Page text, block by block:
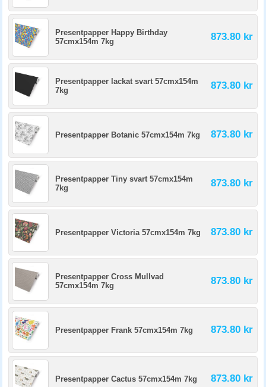
Presentpapper Happy Birthday
57cmx154m 7kg
873.80 kr
Presentpapper lackat svart 57cmx154m
7kg
873.80 kr
Presentpapper Botanic 57cmx154m 7kg 873.80 kr
Presentpapper Tiny svart 57cmx154m
7kg
873.80 kr
Presentpapper Victoria 57cmx154m 7kg 873.80 kr
Presentpapper Cross Mullvad
57cmx154m 7kg
873.80 kr
Presentpapper Frank 57cmx154m 7kg 873.80 kr
Presentpapper Cactus 57cmx154m 7kg 873.80 kr